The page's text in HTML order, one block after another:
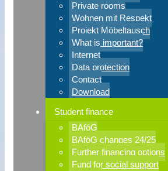
Private rooms
Wohnen mit Respekt
Projekt Möbeltausch
What is important?
Internet
Data protection
Contact
Download
Student finance
BAföG
BAföG changes 24/25
Further financing options
Fund for social support